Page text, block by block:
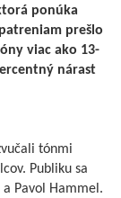
ponúka
prešlo
viac ako 13-
nárast
tónmi
Publiku sa
Pavol Hammel.